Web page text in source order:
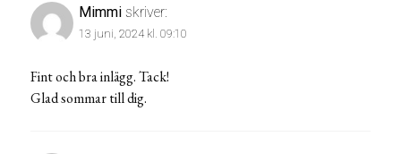
Mimmi skriver:
13 juni, 2024 kl. 09:10
Fint och bra inlägg. Tack!
Glad sommar till dig.